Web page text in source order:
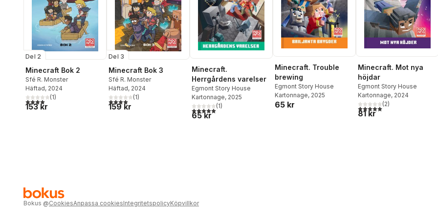
Del 2
Minecraft Bok 2
Sfé R. Monster
Häftad, 2024
4,0utav 5 stjärnor. Totalt antal röster:
(1)
153 kr
Del 3
Minecraft Bok 3
Sfé R. Monster
Häftad, 2024
4,0utav 5 stjärnor. Totalt antal röster:
(1)
159 kr
Minecraft.
Herrgårdens varelser
Egmont Story House
Kartonnage, 2025
5,0utav 5 stjärnor. Totalt antal röster:
(1)
65 kr
Minecraft. Trouble
brewing
Egmont Story House
Kartonnage, 2025
65 kr
Minecraft. Mot nya
höjdar
Egmont Story House
Kartonnage, 2024
5,0utav 5 stjärnor. Totalt
(2)
81 kr
Bokus @CookiesAnpassa cookiesIntegritetspolicyKöpvillkor